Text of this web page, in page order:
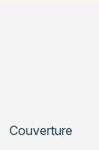
Couverture